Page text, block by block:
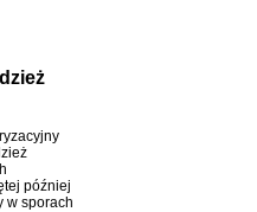
później
w sporach